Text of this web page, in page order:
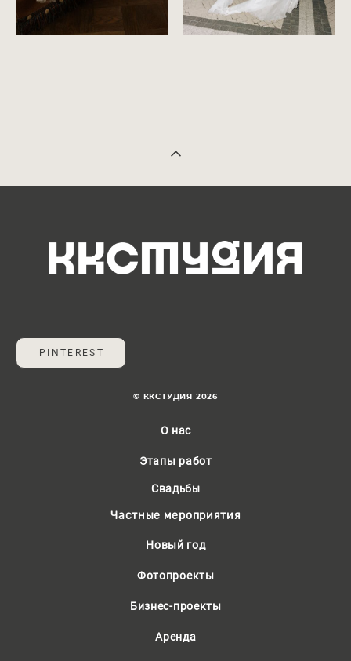
PINTEREST
© ККСТУДИЯ 2026
О нас
Этапы работ
Свадьбы
Частные мероприятия
Новый год
Фотопроекты
Бизнес-проекты
Аренда